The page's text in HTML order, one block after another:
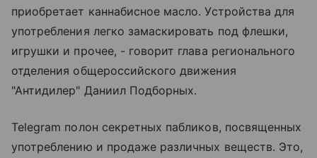
приобретает каннабисное масло. Устройства для
употребления легко замаскировать под флешки,
игрушки и прочее, - говорит глава регионального
отделения общероссийского движения
"Антидилер" Даниил Подборных.
Telegram полон секретных пабликов, посвященных
употреблению и продаже различных веществ. Это,